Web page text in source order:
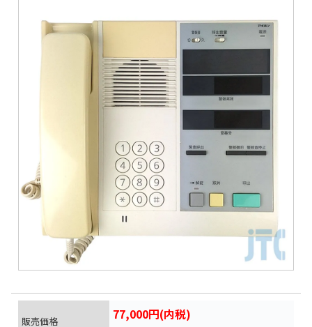
販売価格 77,000円(内税)